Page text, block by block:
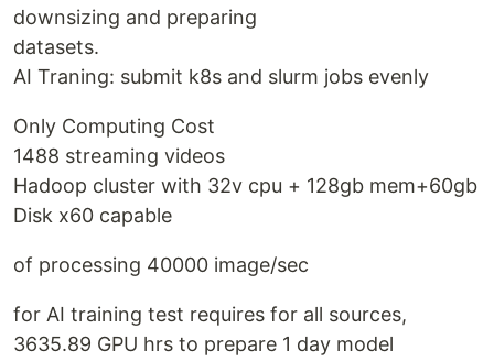
downsizing and preparing
datasets.
AI Traning: submit k8s and slurm jobs evenly
Only Computing Cost
1488 streaming videos
Hadoop cluster with 32v cpu + 128gb mem+60gb
Disk x60 capable
of processing 40000 image/sec
for AI training test requires for all sources,
3635.89 GPU hrs to prepare 1 day model